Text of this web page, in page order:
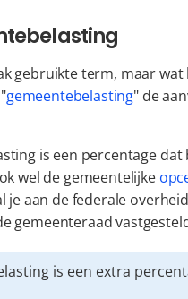
gebruikte term, maar wat
gemeentebelasting
is een percentage
wel de gemeentelijke
je aan de federale
gemeenteraad
is een extra